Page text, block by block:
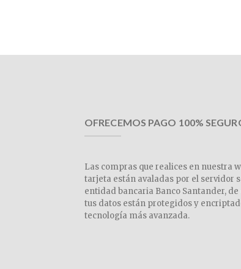
OFRECEMOS PAGO 100%
Las compras que realices en nuestra
tarjeta están avaladas por el servidor
entidad bancaria Banco Santander,
tus datos están protegidos y
tecnología más avanzada.